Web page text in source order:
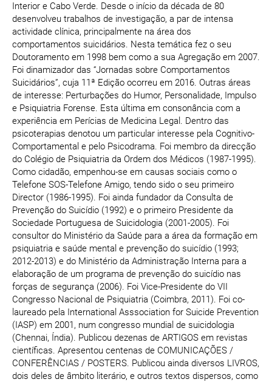
Interior e Cabo Verde. Desde o início da década de 80
desenvolveu trabalhos de investigação, a par de intensa
actividade clínica, principalmente na área dos
comportamentos suicidários. Nesta temática fez o seu
Doutoramento em 1998 bem como a sua Agregação em 2007.
Foi dinamizador das “Jornadas sobre Comportamentos
Suicidários”, cuja 11ª Edição ocorreu em 2016. Outras áreas
de interesse: Perturbações do Humor, Personalidade, Impulso
e Psiquiatria Forense. Esta última em consonância com a
experiência em Perícias de Medicina Legal. Dentro das
psicoterapias denotou um particular interesse pela Cognitivo-
Comportamental e pelo Psicodrama. Foi membro da direcção
do Colégio de Psiquiatria da Ordem dos Médicos (1987-1995).
Como cidadão, empenhou-se em causas sociais como o
Telefone SOS-Telefone Amigo, tendo sido o seu primeiro
Director (1986-1995). Foi ainda fundador da Consulta de
Prevenção do Suicídio (1992) e o primeiro Presidente da
Sociedade Portuguesa de Suicidologia (2001-2005). Foi
consultor do Ministério da Saúde para a área da formação em
psiquiatria e saúde mental e prevenção do suicídio (1993;
2012-2013) e do Ministério da Administração Interna para a
elaboração de um programa de prevenção do suicídio nas
forças de segurança (2006). Foi Vice-Presidente do VII
Congresso Nacional de Psiquiatria (Coimbra, 2011). Foi co-
laureado pela International Asssociation for Suicide Prevention
(IASP) em 2001, num congresso mundial de suicidologia
(Chennai, Índia). Publicou dezenas de ARTIGOS em revistas
científicas. Apresentou centenas de COMUNICAÇÕES /
CONFERÊNCIAS / POSTERS. Publicou ainda diversos LIVROS,
dois deles de âmbito literário, e outros textos dispersos, como